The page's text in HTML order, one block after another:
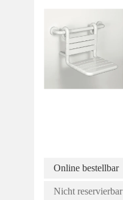
Online bestellbar
Nicht reservierbar